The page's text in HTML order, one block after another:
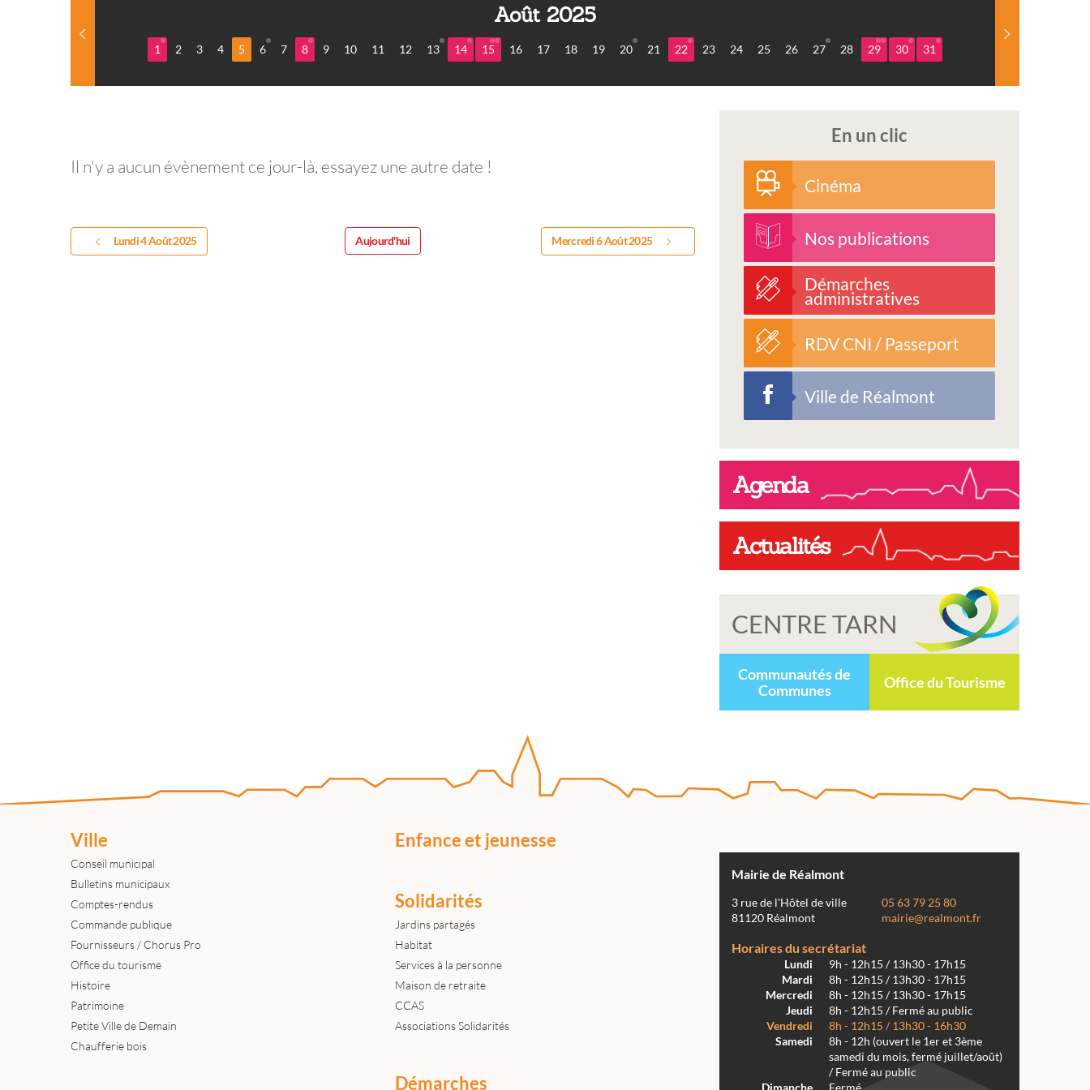
Août 2025
1 2 3 4 5 6 7 8 9 10 11 12 13 14 15 16 17 18 19 20 21 22 23 24 25 26 27 28 29 30 31
Il n'y a aucun évènement ce jour-là, essayez une autre date !
Lundi 4 Août 2025 Aujourd'hui Mercredi 6 Août 2025
En un clic
Cinéma
Nos publications
Démarches
administratives
RDV CNI / Passeport
Ville de Réalmont
Agenda
Actualités
CENTRE TARN
Communautés de
Communes
Office du Tourisme
Ville
Conseil municipal
Bulletins municipaux
Comptes-rendus
Commande publique
Fournisseurs / Chorus Pro
Office du tourisme
Histoire
Patrimoine
Petite Ville de Demain
Chaufferie bois
Enfance et jeunesse
Solidarités
Jardins partagés
Habitat
Services à la personne
Maison de retraite
CCAS
Associations Solidarités
Démarches
Mairie de Réalmont
3 rue de l'Hôtel de ville
81120 Réalmont
05 63 79 25 80
mairie@realmont.fr
Horaires du secrétariat
Lundi
9h - 12h15 / 13h30 - 17h15
Mardi
8h - 12h15 / 13h30 - 17h15
Mercredi
8h - 12h15 / 13h30 - 17h15
Jeudi
8h - 12h15 / Fermé au public
Vendredi
8h - 12h15 / 13h30 - 16h30
Samedi
8h - 12h (ouvert le 1er et 3ème
samedi du mois, fermé juillet/août)
/ Fermé au public
Dimanche
Fermé